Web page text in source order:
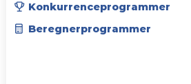
Konkurrenceprogrammer
Beregnerprogrammer